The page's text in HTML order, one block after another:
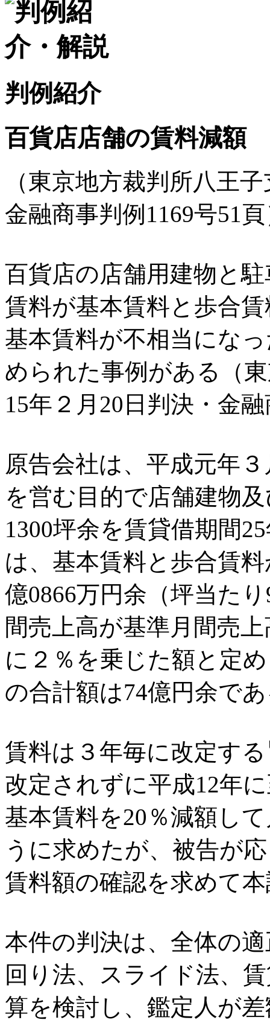
判例紹介
百貨店店舗の賃料減額
（東京地方裁判所八王
金融商事判例1169号51
百貨店の店舗用建物と
賃料が基本賃料と歩合
基本賃料が不相当にな
められた事例がある（
15年２月20日判決・金
原告会社は、平成元年
を営む目的で店舗建物
1300坪余を賃貸借期間
は、基本賃料と歩合賃
億0866万円余（坪当た
間売上高が基準月間売
に２％を乗じた額と定
の合計額は74億円余で
賃料は３年毎に改定す
改定されずに平成12年
基本賃料を20％減額し
うに求めたが、被告が
賃料額の確認を求めて
本件の判決は、全体の
回り法、スライド法、
算を検討し、鑑定人が